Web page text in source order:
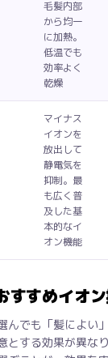
毛髪内部
から均一
に加熱。
低温でも
効率よく
乾燥
マイナス
イオンを
放出して
静電気を
抑制。最
も広く普
及した基
本的なイ
オン機能
すすめイオ
んでも「髪によい
とする効果が異な